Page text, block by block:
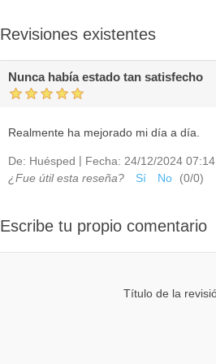
Revisiones existentes
Nunca había estado tan satisfecho
Realmente ha mejorado mi día a día.
De: Huésped | Fecha: 24/12/2024 07:14
¿Fue útil esta reseña?
Sí No (0/0)
Escribe tu propio comentario
Título de la